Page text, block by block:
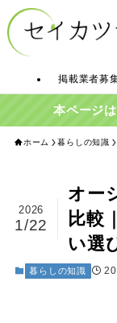
掲載業者募
本ページ
ホーム 暮らしの知識
オー
比較
い選
2026
1/22
暮らしの知識